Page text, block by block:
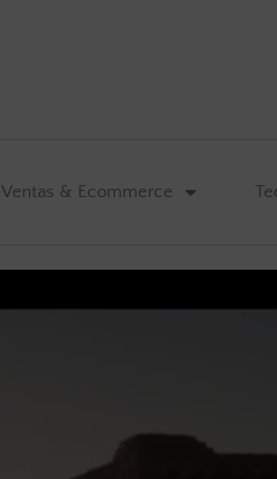
Ventas & Ecommerce